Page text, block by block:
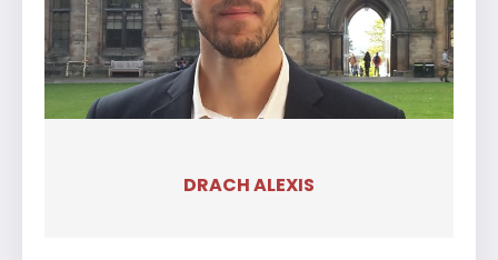
DRACH ALEXIS